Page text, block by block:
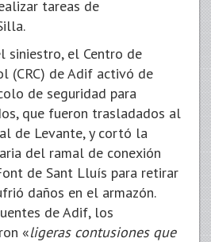
tareas de
siniestro, el Centro de
(CRC) de Adif activó de
de seguridad para
que fueron trasladados al
de Levante, y cortó la
del ramal de conexión
de Sant Lluís para retirar
daños en el armazón.
de Adif, los
«ligeras contusiones que